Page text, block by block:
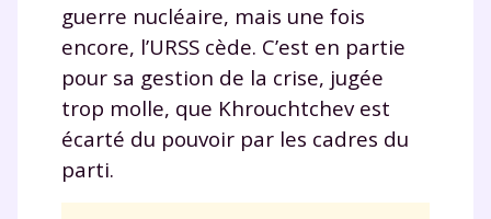
guerre nucléaire, mais une fois
encore, l’URSS cède. C’est en partie
pour sa gestion de la crise, jugée
trop molle, que Khrouchtchev est
écarté du pouvoir par les cadres du
parti.